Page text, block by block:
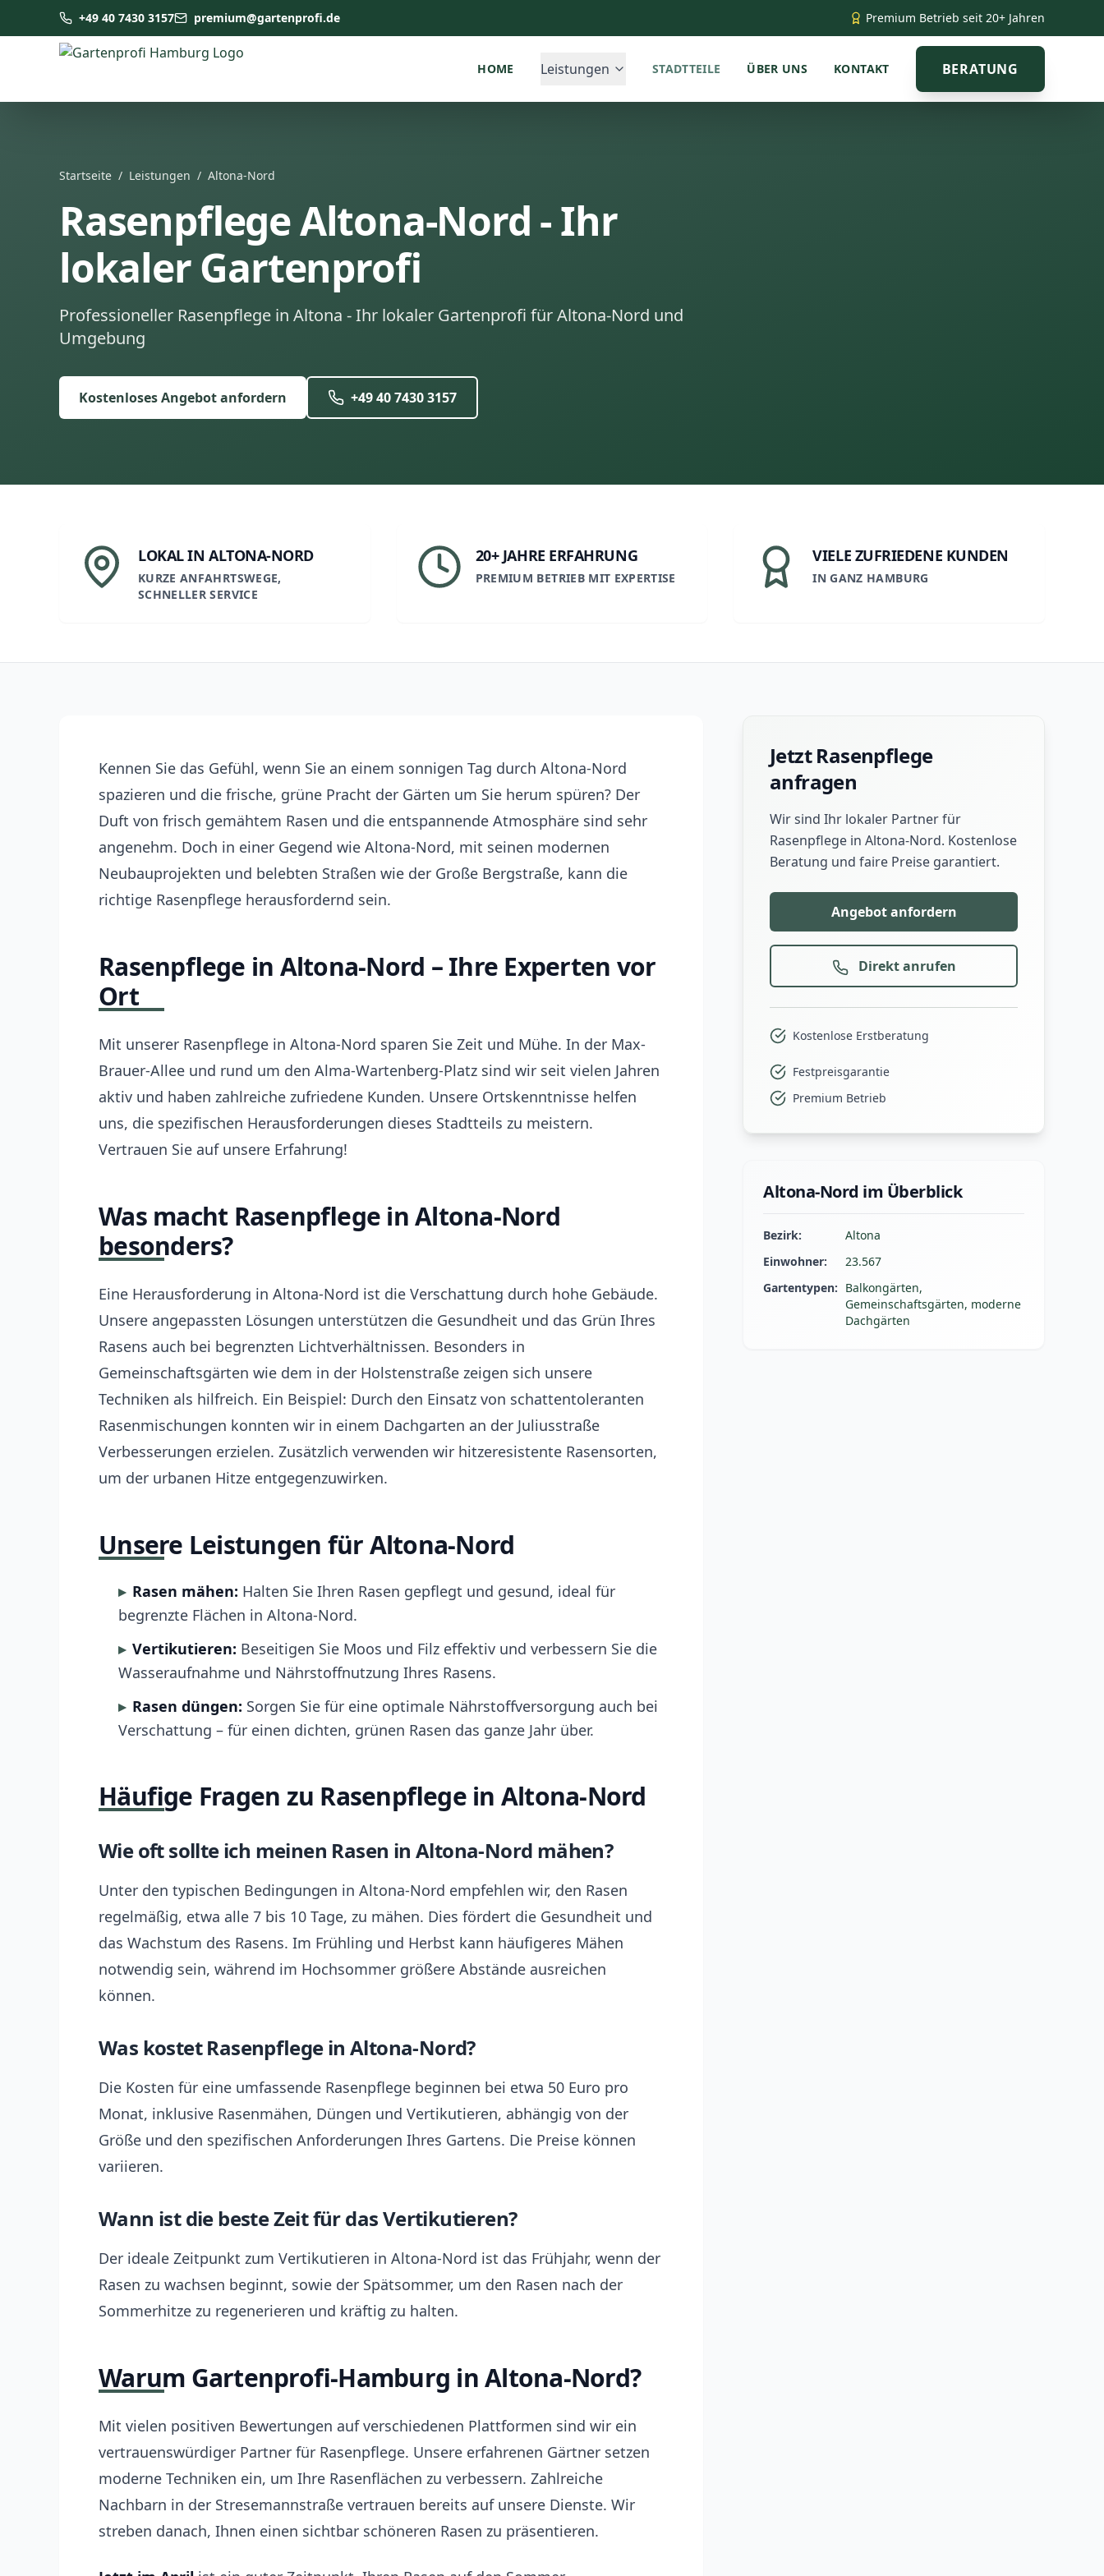
+49 40 7430 3157 premium@gartenprofi.de Premium Betrieb seit 20+ Jahren
HOME Leistungen STADTTEILE ÜBER UNS KONTAKT BERATUNG
Startseite / Leistungen / Altona-Nord
Rasenpflege Altona-Nord - Ihr
lokaler Gartenprofi
Professioneller Rasenpflege in Altona - Ihr lokaler Gartenprofi für Altona-Nord und
Umgebung
Kostenloses Angebot anfordern +49 40 7430 3157
LOKAL IN ALTONA-NORD
KURZE ANFAHRTSWEGE,
SCHNELLER SERVICE
20+ JAHRE ERFAHRUNG
PREMIUM BETRIEB MIT EXPERTISE
VIELE ZUFRIEDENE KUNDEN
IN GANZ HAMBURG
Kennen Sie das Gefühl, wenn Sie an einem sonnigen Tag durch Altona-Nord
spazieren und die frische, grüne Pracht der Gärten um Sie herum spüren? Der
Duft von frisch gemähtem Rasen und die entspannende Atmosphäre sind sehr
angenehm. Doch in einer Gegend wie Altona-Nord, mit seinen modernen
Neubauprojekten und belebten Straßen wie der Große Bergstraße, kann die
richtige Rasenpflege herausfordernd sein.
Rasenpflege in Altona-Nord – Ihre Experten vor
Ort
Mit unserer Rasenpflege in Altona-Nord sparen Sie Zeit und Mühe. In der Max-
Brauer-Allee und rund um den Alma-Wartenberg-Platz sind wir seit vielen Jahren
aktiv und haben zahlreiche zufriedene Kunden. Unsere Ortskenntnisse helfen
uns, die spezifischen Herausforderungen dieses Stadtteils zu meistern.
Vertrauen Sie auf unsere Erfahrung!
Was macht Rasenpflege in Altona-Nord
besonders?
Eine Herausforderung in Altona-Nord ist die Verschattung durch hohe Gebäude.
Unsere angepassten Lösungen unterstützen die Gesundheit und das Grün Ihres
Rasens auch bei begrenzten Lichtverhältnissen. Besonders in
Gemeinschaftsgärten wie dem in der Holstenstraße zeigen sich unsere
Techniken als hilfreich. Ein Beispiel: Durch den Einsatz von schattentoleranten
Rasenmischungen konnten wir in einem Dachgarten an der Juliusstraße
Verbesserungen erzielen. Zusätzlich verwenden wir hitzeresistente Rasensorten,
um der urbanen Hitze entgegenzuwirken.
Unsere Leistungen für Altona-Nord
Rasen mähen: Halten Sie Ihren Rasen gepflegt und gesund, ideal für
begrenzte Flächen in Altona-Nord.
Vertikutieren: Beseitigen Sie Moos und Filz effektiv und verbessern Sie die
Wasseraufnahme und Nährstoffnutzung Ihres Rasens.
Rasen düngen: Sorgen Sie für eine optimale Nährstoffversorgung auch bei
Verschattung – für einen dichten, grünen Rasen das ganze Jahr über.
Häufige Fragen zu Rasenpflege in Altona-Nord
Wie oft sollte ich meinen Rasen in Altona-Nord mähen?
Unter den typischen Bedingungen in Altona-Nord empfehlen wir, den Rasen
regelmäßig, etwa alle 7 bis 10 Tage, zu mähen. Dies fördert die Gesundheit und
das Wachstum des Rasens. Im Frühling und Herbst kann häufigeres Mähen
notwendig sein, während im Hochsommer größere Abstände ausreichen
können.
Was kostet Rasenpflege in Altona-Nord?
Die Kosten für eine umfassende Rasenpflege beginnen bei etwa 50 Euro pro
Monat, inklusive Rasenmähen, Düngen und Vertikutieren, abhängig von der
Größe und den spezifischen Anforderungen Ihres Gartens. Die Preise können
variieren.
Wann ist die beste Zeit für das Vertikutieren?
Der ideale Zeitpunkt zum Vertikutieren in Altona-Nord ist das Frühjahr, wenn der
Rasen zu wachsen beginnt, sowie der Spätsommer, um den Rasen nach der
Sommerhitze zu regenerieren und kräftig zu halten.
Warum Gartenprofi-Hamburg in Altona-Nord?
Mit vielen positiven Bewertungen auf verschiedenen Plattformen sind wir ein
vertrauenswürdiger Partner für Rasenpflege. Unsere erfahrenen Gärtner setzen
moderne Techniken ein, um Ihre Rasenflächen zu verbessern. Zahlreiche
Nachbarn in der Stresemannstraße vertrauen bereits auf unsere Dienste. Wir
streben danach, Ihnen einen sichtbar schöneren Rasen zu präsentieren.
Jetzt Rasenpflege
anfragen
Wir sind Ihr lokaler Partner für
Rasenpflege in Altona-Nord. Kostenlose
Beratung und faire Preise garantiert.
Angebot anfordern
Direkt anrufen
Kostenlose Erstberatung
Festpreisgarantie
Premium Betrieb
Altona-Nord im Überblick
Bezirk:
Altona
Einwohner:
23.567
Gartentypen: Balkongärten,
Gemeinschaftsgärten, moderne
Dachgärten